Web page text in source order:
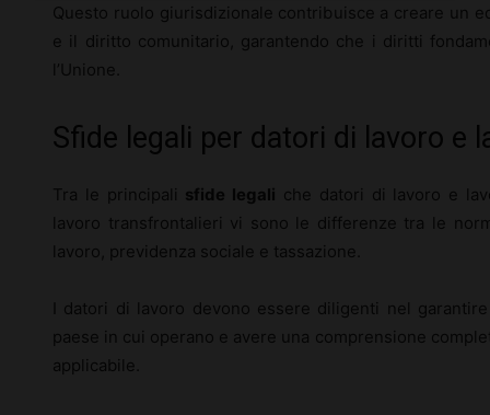
Questo ruolo giurisdizionale contribuisce a creare un
e il diritto comunitario, garantendo che i diritti
l’Unione.
Sfide legali per datori di lavoro e
Tra le principali sfide legali che datori di lavoro e
lavoro transfrontalieri vi sono le differenze tra le
lavoro, previdenza sociale e tassazione.
I datori di lavoro devono essere diligenti nel
paese in cui operano e avere una comprensione
applicabile.